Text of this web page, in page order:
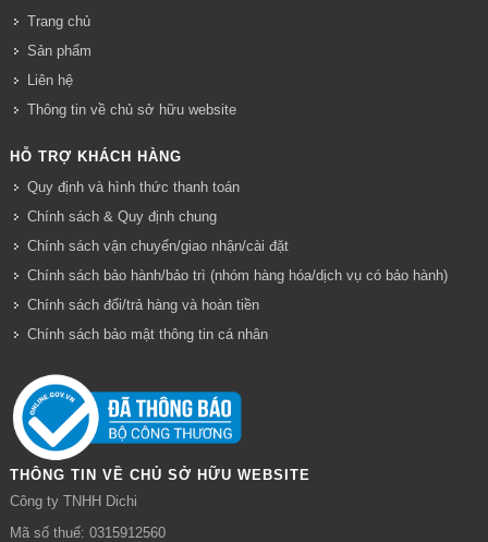
Trang chủ
Sản phẩm
Liên hệ
Thông tin về chủ sở hữu website
HỖ TRỢ KHÁCH HÀNG
Quy định và hình thức thanh toán
Chính sách & Quy định chung
Chính sách vận chuyển/giao nhận/cài đặt
Chính sách bảo hành/bảo trì (nhóm hàng hóa/dịch vụ có bảo hành)
Chính sách đổi/trả hàng và hoàn tiền
Chính sách bảo mật thông tin cá nhân
THÔNG TIN VỀ CHỦ SỞ HỮU WEBSITE
Công ty TNHH Dichi
Mã số thuế: 0315912560